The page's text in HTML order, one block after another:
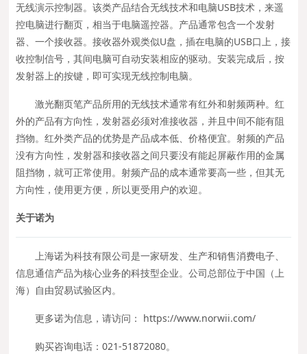
无线演示控制器。该类产品结合无线技术和电脑USB技术，来遥
控电脑进行翻页，相当于电脑遥控器。产品通常包含一个发射
器、一个接收器。接收器外观类似U盘，插在电脑的USB口上，接
收控制信号，其间电脑可自动安装相应的驱动。安装完成后，按
发射器上的按键，即可实现无线控制电脑。
激光翻页笔产品所用的无线技术通常有红外和射频两种。红
外的产品有方向性，发射器必须对准接收器，并且中间不能有阻
挡物。红外类产品的优势是产品成本低、价格便宜。射频的产品
没有方向性，发射器和接收器之间只要没有能起屏蔽作用的金属
阻挡物，就可正常使用。射频产品的成本通常要高一些，但其无
方向性，使用更方便，所以更受用户的欢迎。
关于诺为
上海诺为科技有限公司是一家研发、生产和销售消费电子、
信息通信产品为核心业务的科技型企业。公司总部位于中国（上
海）自由贸易试验区内。
更多诺为信息，请访问： https://www.norwii.com/
购买咨询电话：021-51872080。